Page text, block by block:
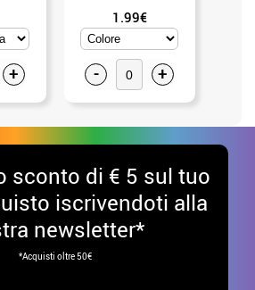
+
1.99€
- +
sconto di € 5 sul tuo
iscrivendoti alla
newsletter*
*Acquisti oltre 50€